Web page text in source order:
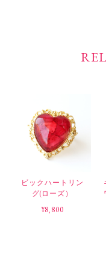
ビックハートリン
グ(ローズ）
¥8,800